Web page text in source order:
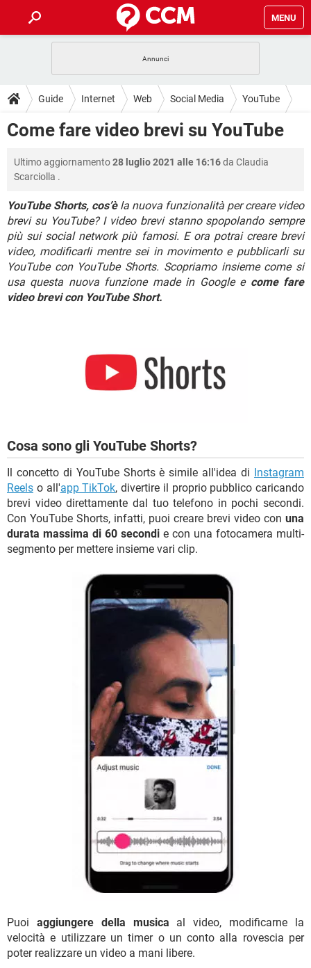
MENU
INTRATTENIMENTO ANDROID
iOS WINDOWS 10
TIKTOK
GUIDE
COVID-19
INTRATTENIMENTO ANDROID
iOS WINDOWS 10
TIKTOK FACEBOOK
HARDWARE
DOWNLOAD
INTRATTENIMENTO
INSTAGRAM WHATSAPP
TIKTOK FACEBOOK
HARDWARE
FORUM
INTRATTENIMENTO ANDROID
iOS WINDOWS 10
INSTAGRAM WHATSAPP
TIKTOK FACEBOOK
HARDWARE
COVID-19 GAMING
INTRATTENIMENTO ANDROID
iOS WINDOWS 10
INSTAGRAM
Guide Internet Web Social Media YouTube
Come fare video brevi su YouTube
Ultimo aggiornamento28 luglio 2021 alle 16:16da Claudia
Scarciolla .
YouTube Shorts, cos’èla nuova funzionalità per creare video
brevi su YouTube? I video brevi stanno spopolando sempre
più sui social network più famosi. E ora potrai creare brevi
video, modificarli mentre sei in movimento e pubblicarli su
YouTube con YouTube Shorts. Scopriamo insieme come si
usa questa nuova funzione made in Google e come fare
video brevi con YouTube Short.
Cosa sono gli YouTube Shorts?
Il concetto di YouTube Shorts è simile all'idea di Instagram
Reels o all'app TikTok, divertire il proprio pubblico caricando
brevi video direttamente dal tuo telefono in pochi secondi.
Con YouTube Shorts, infatti, puoi creare brevi video con una
durata massima di 60 secondi e con una fotocamera multi-
segmento per mettere insieme vari clip.
Puoi aggiungere della musica al video, modificarne la
velocità e utilizzare un timer o un conto alla rovescia per
poter realizzare un video a mani libere.